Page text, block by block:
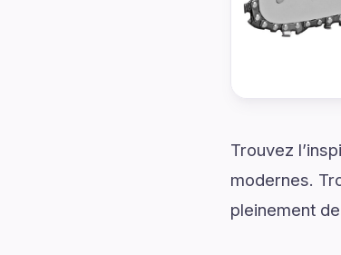
Trouvez
modernes.
pleinement